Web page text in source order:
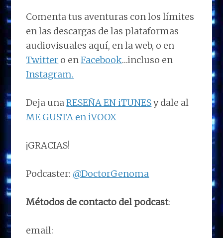
Comenta tus aventuras con los límites
en las descargas de las plataformas
audiovisuales aquí, en la web, o en
Twitter o enFacebook…incluso en
Instagram.
Deja unaRESEÑA EN iTUNESy dale al
ME GUSTA en iVOOX
¡GRACIAS!
Podcaster: @DoctorGenoma
Métodos de contacto del podcast:
email: